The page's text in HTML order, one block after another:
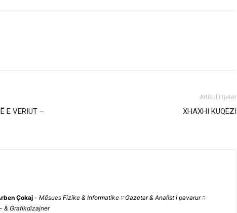
E VERIUT –
Artikulli tjetër
XHAXHI KUQEZI
Çokaj - Mësues Fizike & Informatike :: Gazetar & Analist i pavarur ::
& Grafikdizajner